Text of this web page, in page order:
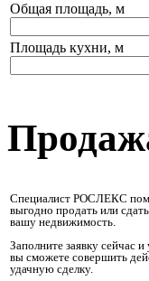
Общая площадь, м
Площадь кухни, м
Специалист РОСЛЕКС
выгодно продать или
вашу недвижимость.
Заполните заявку сейчас и
вы сможете совершить
удачную сделку.